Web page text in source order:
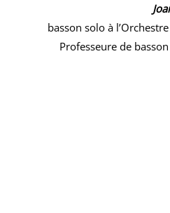
basson solo à
Professeure de